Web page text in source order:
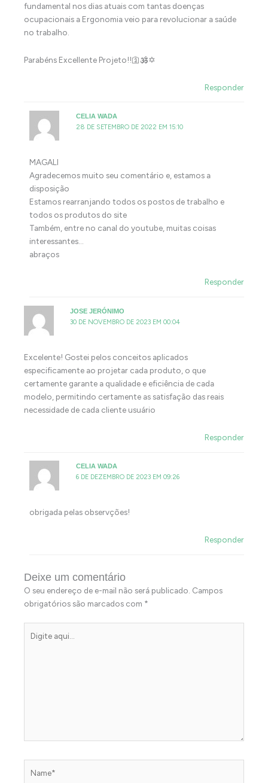
fundamental nos dias atuais com tantas doenças
ocupacionais a Ergonomia veio para revolucionar a saúde
no trabalho.
Parabéns Excellente Projeto!!🛐🕉️✡️
Responder
CELIA WADA
28 DE SETEMBRO DE 2022 EM 15:10
MAGALI
Agradecemos muito seu comentário e, estamos a
disposição
Estamos rearranjando todos os postos de trabalho e
todos os produtos do site
Também, entre no canal do youtube, muitas coisas
interessantes…
abraços
Responder
JOSE JERÓNIMO
30 DE NOVEMBRO DE 2023 EM 00:04
Excelente! Gostei pelos conceitos aplicados
especificamente ao projetar cada produto, o que
certamente garante a qualidade e eficiência de cada
modelo, permitindo certamente as satisfação das reais
necessidade de cada cliente usuário
Responder
CELIA WADA
6 DE DEZEMBRO DE 2023 EM 09:26
obrigada pelas observções!
Responder
Deixe um comentário
O seu endereço de e-mail não será publicado. Campos
obrigatórios são marcados com *
aqui...